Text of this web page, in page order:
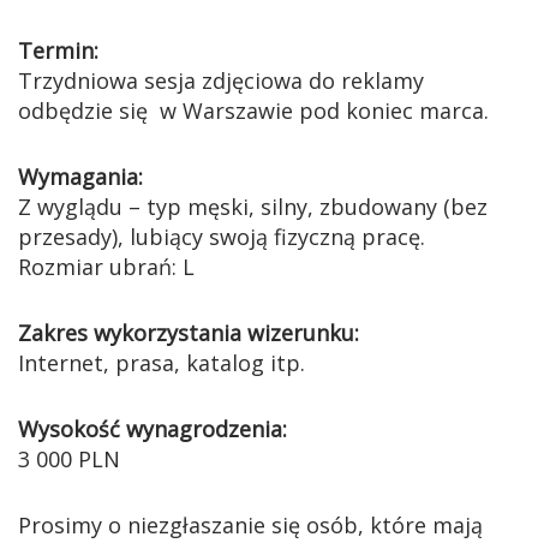
Termin:
Trzydniowa sesja zdjęciowa do reklamy
odbędzie się w Warszawie pod koniec marca.
Wymagania:
Z wyglądu – typ męski, silny, zbudowany (bez
przesady), lubiący swoją fizyczną pracę.
Rozmiar ubrań: L
Zakres wykorzystania wizerunku:
Internet, prasa, katalog itp.
Wysokość wynagrodzenia:
3 000 PLN
Prosimy o niezgłaszanie się osób, które mają